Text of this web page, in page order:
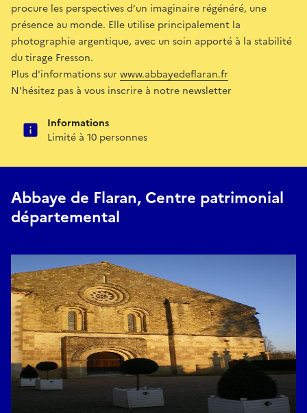
procure les perspectives d’un imaginaire régénéré, une
présence au monde. Elle utilise principalement la
photographie argentique, avec un soin apporté à la stabilité
du tirage Fresson.
Plus d'informations sur www.abbayedeflaran.fr
N'hésitez pas à vous inscrire à notre newsletter
Informations
Limité à 10 personnes
Abbaye de Flaran, Centre patrimonial
départemental